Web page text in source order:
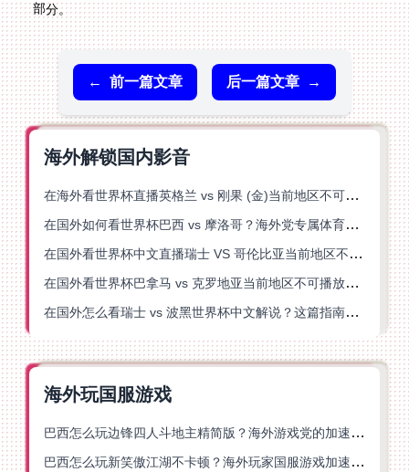
部分。
← 前一篇文章 后一篇文章 →
海外解锁国内影音
在海外看世界杯直播英格兰 vs 刚果 (金)当前地区不可播放？这篇指南帮你突破所有限制
在国外如何看世界杯巴西 vs 摩洛哥？海外党专属体育观赛指南来了
在国外看世界杯中文直播瑞士 VS 哥伦比亚当前地区不可播放？这篇指南帮你搞定
在国外看世界杯巴拿马 vs 克罗地亚当前地区不可播放？这篇指南帮你轻松解决海外体育直播难题
在国外怎么看瑞士 vs 波黑世界杯中文解说？这篇指南帮你搞定所有地区限制问题
海外玩国服游戏
巴西怎么玩边锋四人斗地主精简版？海外游戏党的加速器终极选择
巴西怎么玩新笑傲江湖不卡顿？海外玩家国服游戏加速终极指南（附猫和老鼠一梦江湖实测）